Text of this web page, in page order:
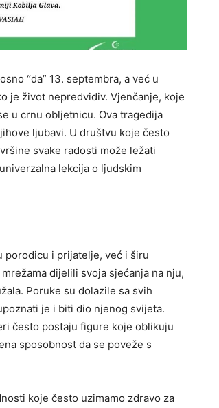
“da” 13. septembra, a već u
je život nepredvidiv. Vjenčanje, koje
u crnu obljetnicu. Ova tragedija
ljubavi. U društvu koje često
svake radosti može ležati
lekcija o ljudskim
porodicu i prijatelje, već i širu
dijelili svoja sjećanja na nju,
Poruke su dolazile sa svih
je i biti dio njenog svijeta.
često postaju figure koje oblikuju
sposobnost da se poveže s
koje često uzimamo zdravo za